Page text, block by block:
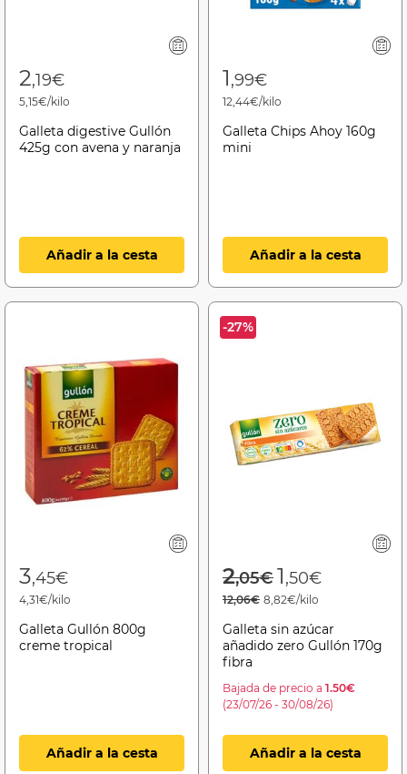
2,19€
5,15€/kilo
Galleta digestive Gullón
425g con avena y naranja
Añadir a la cesta
1,99€
12,44€/kilo
Galleta Chips Ahoy 160g
mini
Añadir a la cesta
3,45€
4,31€/kilo
Galleta Gullón 800g
creme tropical
Añadir a la cesta
-27%
Price reduced
2,05€to
1,50€
12,06€ 8,82€/kilo
Galleta sin azúcar
añadido zero Gullón 170g
fibra
Bajada de precio a 1.50€
(23/07/26 - 30/08/26)
Añadir a la cesta